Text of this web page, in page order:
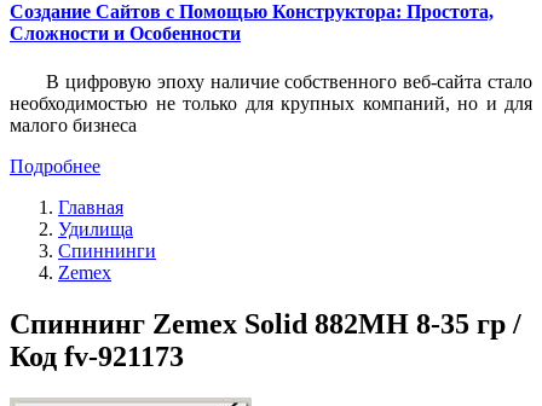
Создание Сайтов с Помощью Конструктора: Простота,
Сложности и Особенности
В цифровую эпоху наличие собственного веб-сайта стало
необходимостью не только для крупных компаний, но и для
малого бизнеса
Подробнее
Главная
Удилища
Спиннинги
Zemex
Спиннинг Zemex Solid 882MH 8-35 гр /
Код fv-921173